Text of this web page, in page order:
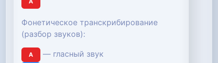
Фонетическое транскрибирование
(разбор звуков):
А — гласный звук